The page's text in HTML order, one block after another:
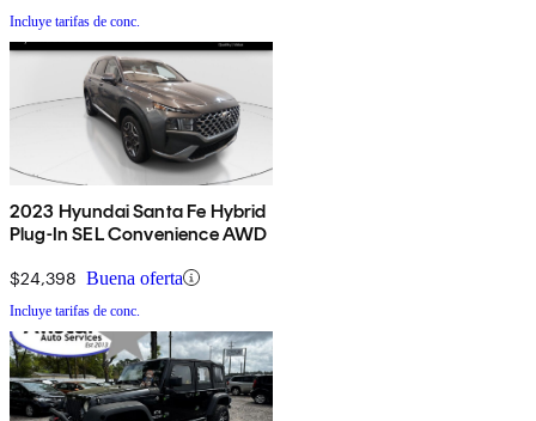
Incluye tarifas de conc.
2023 Hyundai Santa Fe Hybrid
Plug-In SEL Convenience AWD
$24,398 Buena oferta
Incluye tarifas de conc.